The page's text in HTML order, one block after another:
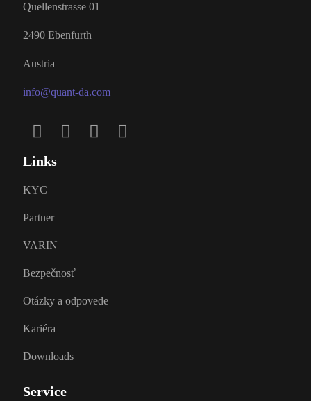
Quellenstrasse 01
2490 Ebenfurth
Austria
info@quant-da.com
Links
KYC
Partner
VARIN
Bezpečnosť
Otázky a odpovede
Kariéra
Downloads
Service